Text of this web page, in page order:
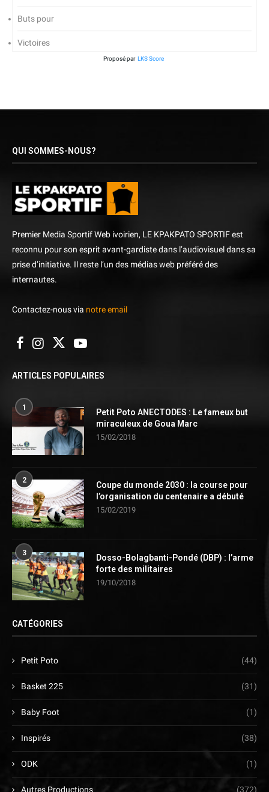
Buts pour
Victoires
Proposé par LKS Score
QUI SOMMES-NOUS?
Premier Media Sportif Web ivoirien, LE KPAKPATO SPORTIF est
reconnu pour son esprit avant-gardiste dans l’audiovisuel dans sa
prise d’initiative. Il reste l’un des médias web préféré des
internautes.
Contactez-nous via notre email
ARTICLES POPULAIRES
1
Petit Poto ANECTODES : Le fameux but
miraculeux de Goua Marc
15/02/2018
2
Coupe du monde 2030 : la course pour
l’organisation du centenaire a débuté
15/02/2019
3
Dosso-Bolagbanti-Pondé (DBP) : l’arme
forte des militaires
19/10/2018
CATÉGORIES
Petit Poto (44)
Basket 225 (31)
Baby Foot (1)
Inspirés (38)
ODK (1)
Autres Productions (372)